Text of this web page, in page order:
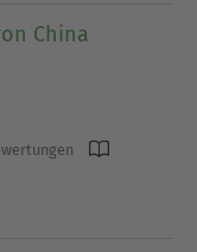
China